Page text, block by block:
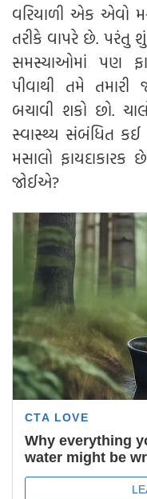
વરિયાળી એક એવો
તરીકે વાપરે છે. પરંતુ
સમસ્યાઓમાં પણ
પીવાથી તમે
બચાવી શકો છો.
સ્વાસ્થ્ય સંબંધિત
મસાલો
જોઈએ?